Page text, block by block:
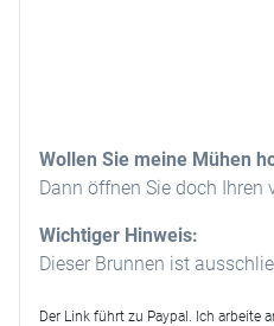
Wollen Sie meine Mühen
Dann öffnen Sie doch Ihren
Wichtiger Hinweis:
Dieser Brunnen ist
Der Link führt zu Paypal. Ich arbeite